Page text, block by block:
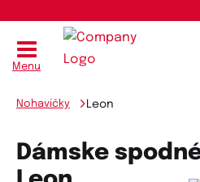
Menu
Nohavičky Leon
Dámske